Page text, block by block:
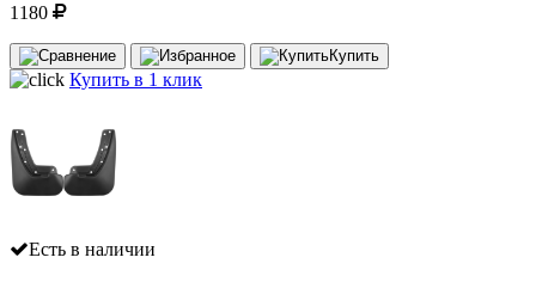
1180
Купить
Купить в 1 клик
Есть в наличии